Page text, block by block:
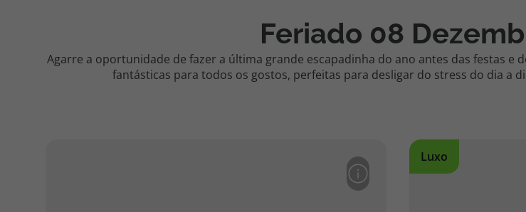
Feriado 08
Agarre a oportunidade de fazer a última grande escapadinha do ano antes das festas e
fantásticas para todos os gostos, perfeitas para desligar do stress do dia a
Luxo